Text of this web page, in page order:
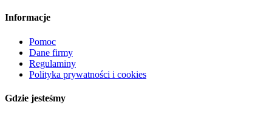
Informacje
Pomoc
Dane firmy
Regulaminy
Polityka prywatności i cookies
Gdzie jesteśmy